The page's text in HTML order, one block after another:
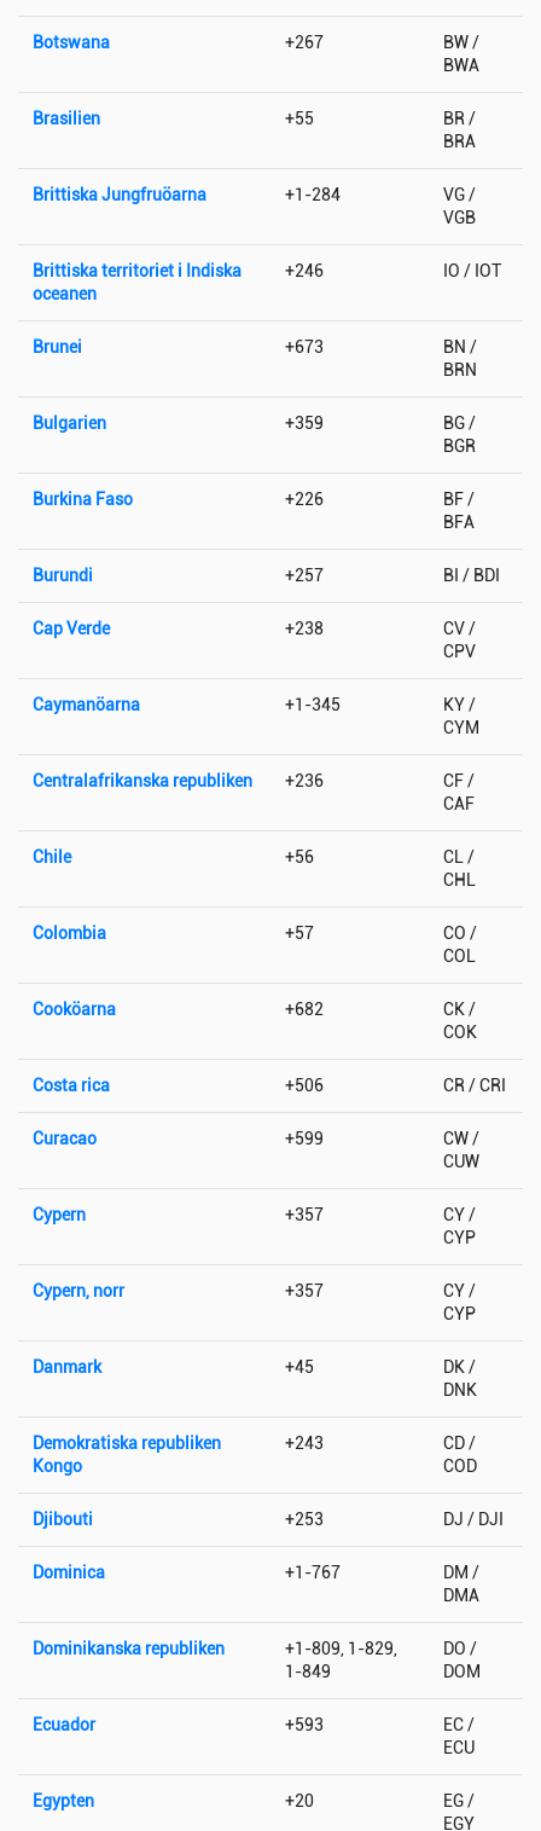
Botswana +267
BW /
BWA
Brasilien +55
BR /
BRA
Brittiska Jungfruöarna +1-284
VG /
VGB
Brittiska territoriet i Indiska
oceanen
+246 IO / IOT
Brunei +673
BN /
BRN
Bulgarien +359
BG /
BGR
Burkina Faso +226
BF /
BFA
Burundi +257 BI / BDI
Cap Verde +238
CV /
CPV
Caymanöarna +1-345
KY /
CYM
Centralafrikanska republiken +236
CF /
CAF
Chile +56
CL /
CHL
Colombia +57
CO /
COL
Cooköarna +682
CK /
COK
Costa rica +506 CR / CRI
Curacao +599
CW /
CUW
Cypern +357
CY /
CYP
Cypern, norr +357
CY /
CYP
Danmark +45
DK /
DNK
Demokratiska republiken
Kongo
+243
CD /
COD
Djibouti +253 DJ / DJI
Dominica +1-767
DM /
DMA
Dominikanska republiken
+1-809, 1-829,
1-849
DO /
DOM
Ecuador +593
EC /
ECU
Egypten +20
EG /
EGY